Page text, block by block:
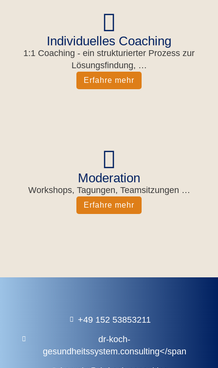
Individuelles Coaching
1:1 Coa­ching - ein struk­tu­rier­ter Pro­zess zur
Lösungs­fin­dung, …
Erfah­re mehr
Moderation
Work­shops, Tagun­gen, Team­sit­zun­gen …
Erfah­re mehr
+49 152 53853211
dr-koch-
gesundheitssystem.consulting</span